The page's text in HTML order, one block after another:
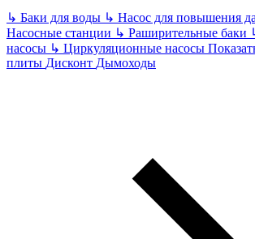
↳ Баки для воды ↳ Насос для повышения
Насосные станции ↳ Раширительные баки
насосы ↳ Циркуляционные насосы
плиты Дисконт Дымоходы